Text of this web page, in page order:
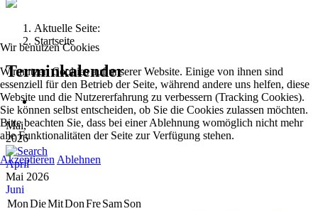
Aktuelle Seite:
Startseite
Terminkalender
Mai,
2026
April
Mai 2026
Juni
MonDieMitDonFreSamSon
Wir benutzen Cookies
Wir nutzen Cookies auf unserer Website. Einige von ihnen sind
essenziell für den Betrieb der Seite, während andere uns helfen, diese
Website und die Nutzererfahrung zu verbessern (Tracking Cookies).
Sie können selbst entscheiden, ob Sie die Cookies zulassen möchten.
Bitte beachten Sie, dass bei einer Ablehnung womöglich nicht mehr
alle Funktionalitäten der Seite zur Verfügung stehen.
Akzeptieren Ablehnen